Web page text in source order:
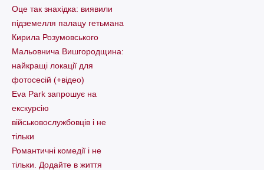
Оце так знахідка: виявили
підземелля палацу гетьмана
Кирила Розумовського
Мальовнича Вишгородщина:
найкращі локації для
фотосесій (+відео)
Eva Park запрошує на
екскурсію
військовослужбовців і не
тільки
Романтичні комедії і не
тільки. Додайте в життя